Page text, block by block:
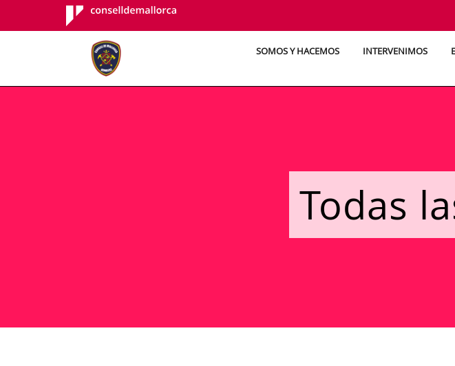
Consell de
Mallorca
SOMOS Y HACEMOS INTERVENIMOS
Todas